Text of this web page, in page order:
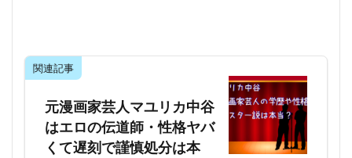
関連記事
元漫画家芸人マユリカ中谷
はエロの伝道師・性格ヤバ
くて遅刻で謹慎処分は本